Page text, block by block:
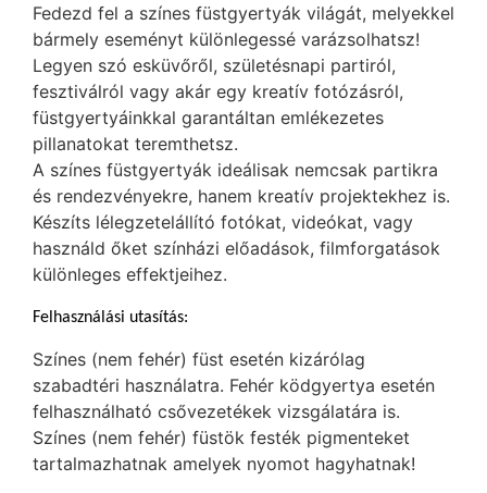
Fedezd fel a színes füstgyertyák világát, melyekkel
bármely eseményt különlegessé varázsolhatsz!
Legyen szó esküvőről, születésnapi partiról,
fesztiválról vagy akár egy kreatív fotózásról,
füstgyertyáinkkal garantáltan emlékezetes
pillanatokat teremthetsz.
A színes füstgyertyák ideálisak nemcsak partikra
és rendezvényekre, hanem kreatív projektekhez is.
Készíts lélegzetelállító fotókat, videókat, vagy
használd őket színházi előadások, filmforgatások
különleges effektjeihez.
Felhasználási utasítás:
Színes (nem fehér) füst esetén kizárólag
szabadtéri használatra. Fehér ködgyertya esetén
felhasználható csővezetékek vizsgálatára is.
Színes (nem fehér) füstök festék pigmenteket
tartalmazhatnak amelyek nyomot hagyhatnak!